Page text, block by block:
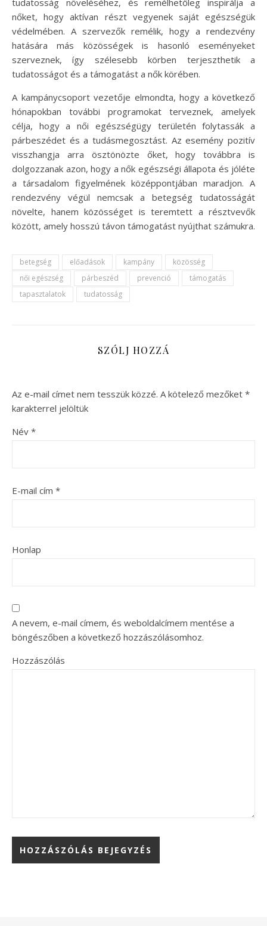
nőket, hogy aktívan részt vegyenek saját egészségük
védelmében. A szervezők remélik, hogy a rendezvény
hatására más közösségek is hasonló eseményeket
szerveznek, így szélesebb körben terjeszthetik a
tudatosságot és a támogatást a nők körében.
A kampánycsoport vezetője elmondta, hogy a következő
hónapokban további programokat terveznek, amelyek
célja, hogy a női egészségügy területén folytassák a
párbeszédet és a tudásmegosztást. Az esemény pozitív
visszhangja arra ösztönözte őket, hogy továbbra is
dolgozzanak azon, hogy a nők egészségi állapota és jóléte
a társadalom figyelmének középpontjában maradjon. A
rendezvény végül nemcsak a betegség tudatosságát
növelte, hanem közösséget is teremtett a résztvevők
között, amely hosszú távon támogatást nyújthat számukra.
betegség előadások kampány
közösség
női egészség
párbeszéd prevenció
támogatás
tapasztalatok
tudatosság
SZÓLJ HOZZÁ
Az e-mail címet nem tesszük közzé. A kötelező mezőket *
karakterrel jelöltük
Név *
E-mail cím *
Honlap
A nevem, e-mail címem, és weboldalcímem mentése a
böngészőben a következő hozzászólásomhoz.
Hozzászólás